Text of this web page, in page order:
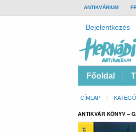
TOP
BAR
ANTIKVÁRIUM
Felhasználói
fiók
menüje
Bejelentkezés
Antikvárium
Online
Fő
navigáció
Főoldal
Morzsa
CÍMLAP
ANTIKVÁR KÖNYV –